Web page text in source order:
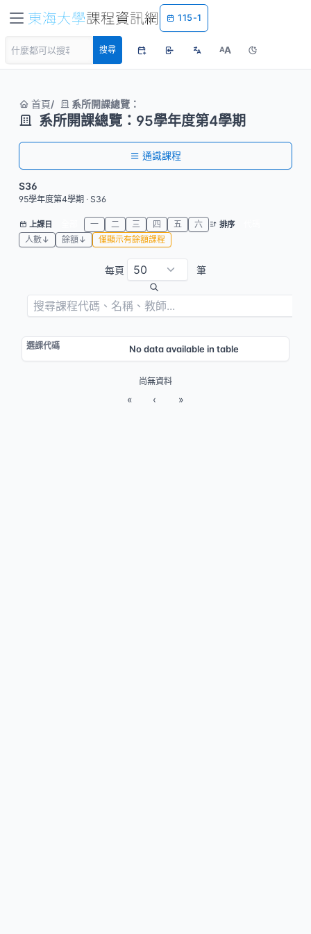
115-1
搜尋 AA
首頁 系所開課總覽：
系所開課總覽：95學年度第4學期
通識課程
S36
95學年度第4學期 · S36
上課日 一 二 三 四 五 六 排序
人數↓
餘額↓ 僅顯示有餘額課程
每頁 筆
No data available in table
尚無資料
« ‹ »